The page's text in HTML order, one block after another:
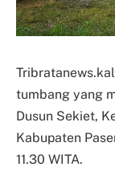
tumbang yang
Dusun Sekiet,
Kabupaten
11.30 WITA.